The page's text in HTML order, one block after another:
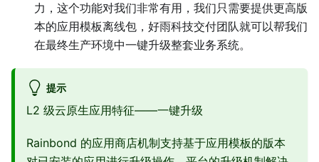
力，这个功能对我们非常有用，我们只需要提供更高版
本的应用模板离线包，好雨科技交付团队就可以帮我们
在最终生产环境中一键升级整套业务系统。
提示
L2 级云原生应用特征——一键升级
Rainbond 的应用商店机制支持基于应用模板的版本